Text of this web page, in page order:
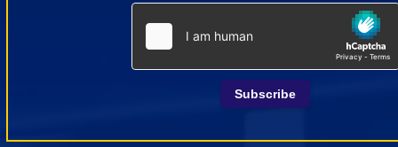
Subscribe